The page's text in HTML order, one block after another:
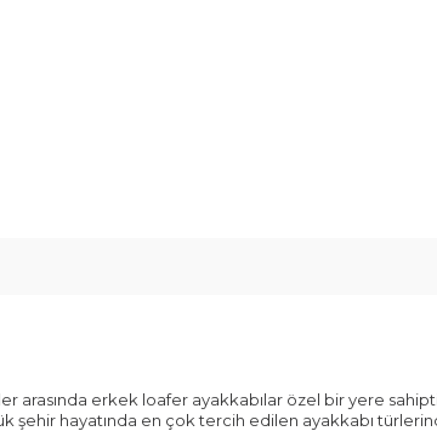
erkek loafer ayakkabılar özel bir yere
şehir hayatında en çok tercih edilen ayakkabı